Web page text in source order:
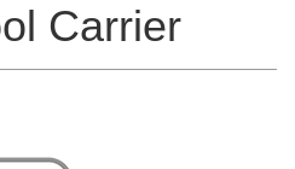
Carrier